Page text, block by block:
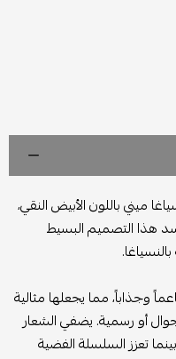
ميني باللون الأبيض النقي،
هذا التصميم البسيط
وجذاباً، مما يجعلها مثالية
أو رسمية. يضفي الشعار
تعزز السلسلة الفضية